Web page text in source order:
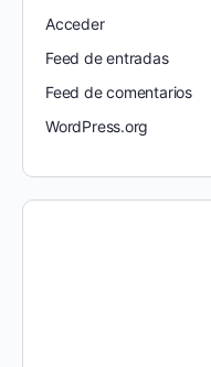
Acceder
Feed de entradas
Feed de comentarios
WordPress.org